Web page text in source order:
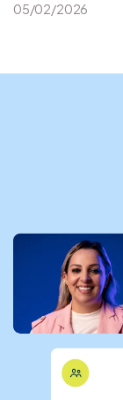
05/02/2026